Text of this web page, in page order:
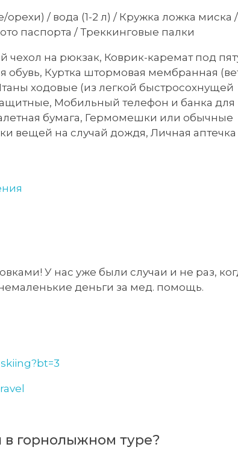
орехи) / вода (1-2 л) / Кружка ложка миска /
паспорта / Треккинговые палки
на рюкзак, Коврик-каремат под
обувь, Куртка штормовая мембранная
ходовые (из легкой быстросохнущей
Мобильный телефон и банка для
бумага, Гермомешки или обычные
вещей на случай дождя, Личная аптечка
У нас уже были случаи и не раз,
деньги за мед. помощь.
горнолыжном туре?